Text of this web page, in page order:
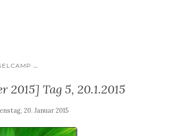
...
Tag 5, 20.1.2015
20. Januar 2015